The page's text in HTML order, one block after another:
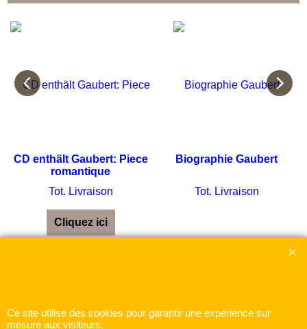
CD enthält Gaubert: Piece
romantique
Tot. Livraison
Cliquez ici
Biographie Gaubert
Tot. Livraison
Ce site utilise des cookies pour garantir une expérience sur
mesure aux visiteurs.